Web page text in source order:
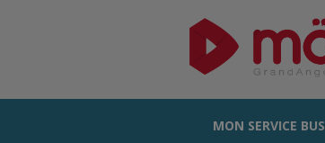
MON SERVICE BUS